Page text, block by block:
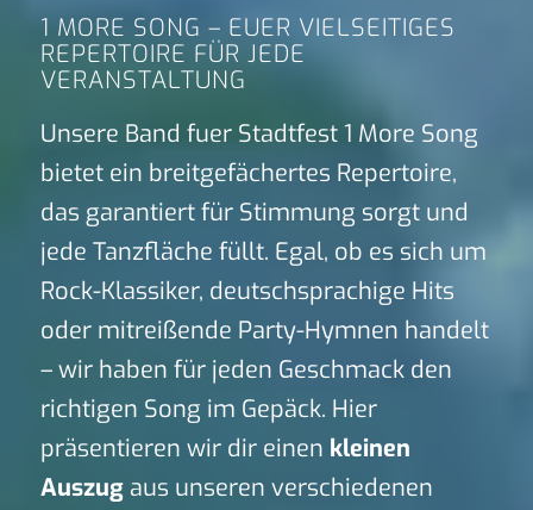
1 MORE SONG – EUER VIELSEITIGES
REPERTOIRE FÜR JEDE
VERANSTALTUNG
Unsere Band fuer Stadtfest 1 More Song
bietet ein breitgefächertes Repertoire,
das garantiert für Stimmung sorgt und
jede Tanzfläche füllt. Egal, ob es sich um
Rock-Klassiker, deutschsprachige Hits
oder mitreißende Party-Hymnen handelt
– wir haben für jeden Geschmack den
richtigen Song im Gepäck. Hier
präsentieren wir dir einen kleinen
Auszugaus unseren verschiedenen